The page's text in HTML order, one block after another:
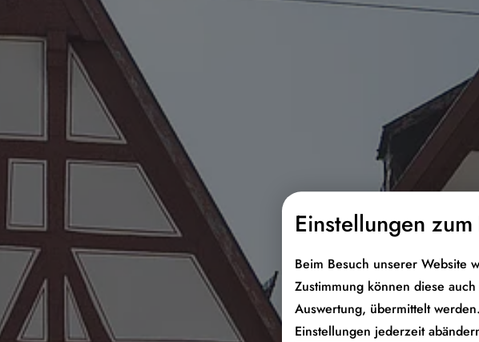
Einstellungen
Beim Besuch unserer Website
Zustimmung können diese
Auswertung, übermittelt
Einstellungen jederzeit